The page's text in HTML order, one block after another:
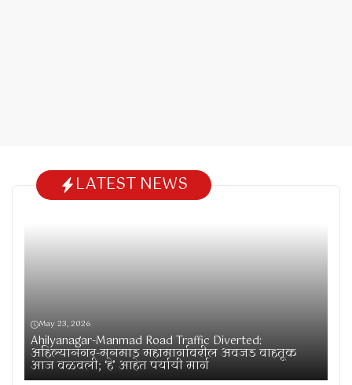
LATEST NEWS
May 23, 2026
Ahilyanagar-Manmad Road Traffic Diverted:
अहिल्यानगर-मनमाड महामार्गावरील अवजड वाहतूक
आज वळवली; ‘हे’ आहेत पर्यायी मार्ग